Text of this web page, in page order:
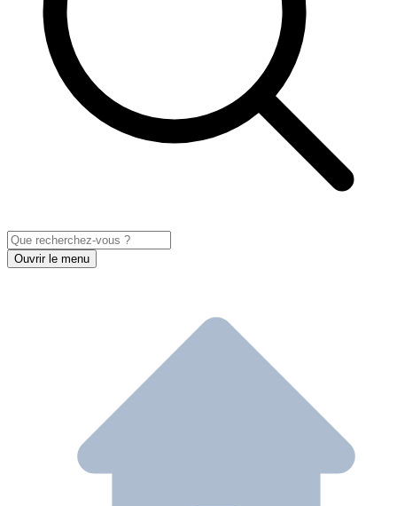
Ouvrir le menu